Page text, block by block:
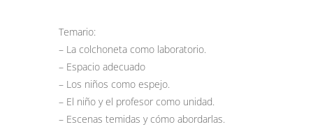
Temario:
– La colchoneta como laboratorio.
– Espacio adecuado
– Los niños como espejo.
– El niño y el profesor como unidad.
– Escenas temidas y cómo abordarlas.